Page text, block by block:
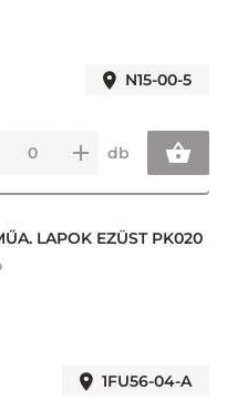
N15-00-5
db
LAPOK EZÜST PK020
1FU56-04-A